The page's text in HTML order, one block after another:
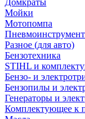
Домкраты
Мойки
Мотопомпа
Разное (для авто)
Бензотехника
STIHL и
Бензо- и
Бензопилы и
Генераторы и
Комплектующее к